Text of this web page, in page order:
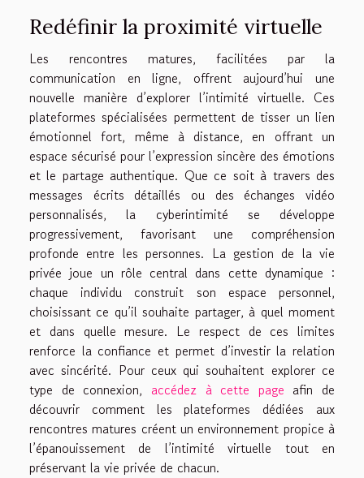
Redéfinir la proximité virtuelle
Les rencontres matures, facilitées par la
communication en ligne, offrent aujourd’hui une
nouvelle manière d’explorer l’intimité virtuelle. Ces
plateformes spécialisées permettent de tisser un lien
émotionnel fort, même à distance, en offrant un
espace sécurisé pour l’expression sincère des émotions
et le partage authentique. Que ce soit à travers des
messages écrits détaillés ou des échanges vidéo
personnalisés, la cyberintimité se développe
progressivement, favorisant une compréhension
profonde entre les personnes. La gestion de la vie
privée joue un rôle central dans cette dynamique :
chaque individu construit son espace personnel,
choisissant ce qu’il souhaite partager, à quel moment
et dans quelle mesure. Le respect de ces limites
renforce la confiance et permet d’investir la relation
avec sincérité. Pour ceux qui souhaitent explorer ce
type de connexion, accédez à cette page afin de
découvrir comment les plateformes dédiées aux
rencontres matures créent un environnement propice à
l’épanouissement de l’intimité virtuelle tout en
préservant la vie privée de chacun.